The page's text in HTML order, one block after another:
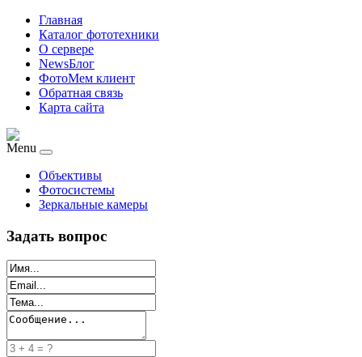
Главная
Каталог фототехники
О сервере
NewsБлог
ФотоМем клиент
Обратная связь
Карта сайта
Menu
Объективы
Фотосистемы
Зеркальные камеры
Задать вопрос